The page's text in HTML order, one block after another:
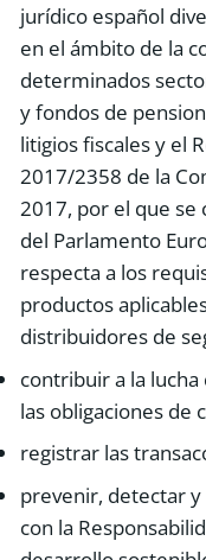
jurídico español
en el ámbito de la
determinados
y fondos de
litigios fiscales y el
2017/2358 de la
2017, por el que se
del Parlamento
respecta a los
productos
distribuidores de
contribuir a la
las obligaciones de
registrar las
prevenir, detectar
con la